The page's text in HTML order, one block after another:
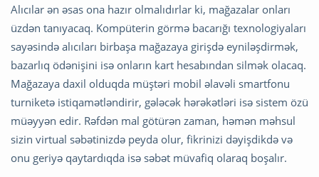
Alıcılar ən əsas ona hazır olmalıdırlar ki, mağazalar onları
üzdən tanıyacaq. Kompüterin görmə bacarığı texnologiyaları
sayəsində alıcıları birbaşa mağazaya girişdə eyniləşdirmək,
bazarlıq ödənişini isə onların kart hesabından silmək olacaq.
Mağazaya daxil olduqda müştəri mobil əlavəli smartfonu
turniketə istiqamətləndirir, gələcək hərəkətləri isə sistem özü
müəyyən edir. Rəfdən mal götürən zaman, həmən məhsul
sizin virtual səbətinizdə peyda olur, fikrinizi dəyişdikdə və
onu geriyə qaytardıqda isə səbət müvafiq olaraq boşalır.